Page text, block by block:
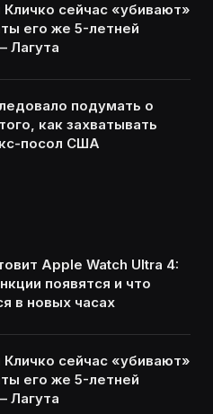
Кличко сейчас «убивают»
его же 5-летней
Лагута
подумать о
как захватывать
посол США
Apple Watch Ultra 4:
появятся и что
в новых часах
Кличко сейчас «убивают»
его же 5-летней
Лагута